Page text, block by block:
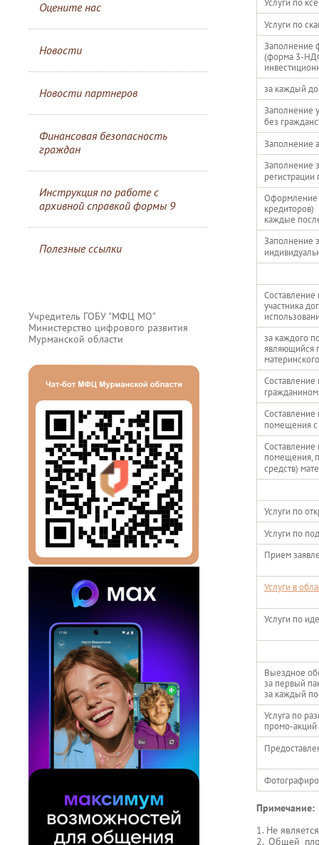
Оцените нас
Новости
Новости партнеров
Финансовая безопасность
граждан
Инструкция по работе с
архивной справкой формы 9
Полезные ссылки
Учредитель ГОБУ "МФЦ МО"
Министерство цифрового развития
Мурманской области
Услуги по
Услуги по
Заполнение
(форма 3-
за каждый
Заполнение
без
Заполнение
Заполнение
регистрации
Оформление
кредиторов)
каждые
Заполнение
Составление
участника
за каждого
являющийся
гражданином
помещения с
помещения,
средств)
Услуги по
Услуги по
Прием
Услуги в
Услуги по
Выездное
за первый
за каждый
Услуга по
промо-акций
Примечание:
1. Не
2. Общей